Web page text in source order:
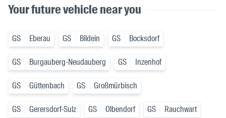
Your future vehicle near you
GS Eberau GS Bildein GS Bocksdorf
GS Burgauberg-Neudauberg GS Inzenhof
GS Güttenbach GS Großmürbisch
GS Gerersdorf-Sulz GS Olbendorf GS Rauchwart